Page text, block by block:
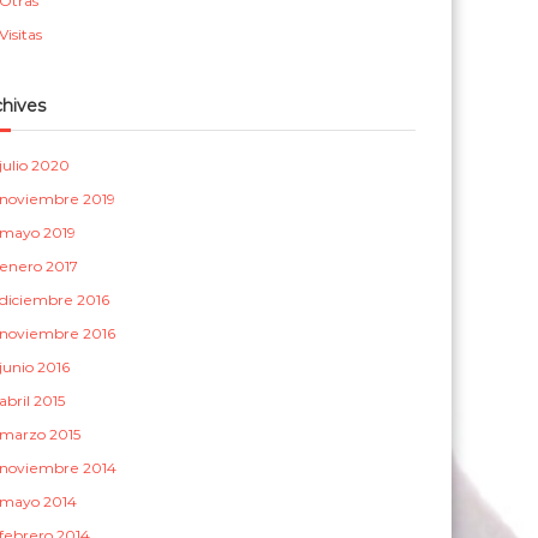
2020
2019
2019
2017
2016
2016
2016
2015
2015
2014
2014